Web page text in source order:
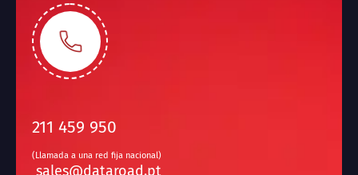
211 459 950
(Llamada a una red fija nacional)
sales@dataroad.pt